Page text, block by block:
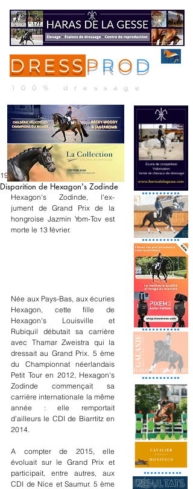
DRESS P R O D
100% dressage
Disparition de Hexagon's Zodinde
19 févr. 2024
Hexagon's Zodinde, l'ex-
jument de Grand Prix de la
hongroise Jazmin Yom-Tov est
morte le 13 février.
Née aux Pays-Bas, aux écuries
Hexagon, cette fille de
Hexagon's Louisville et
Rubiquil débutait sa carrière
avec Thamar Zweistra qui la
dressait au Grand Prix. 5 ème
du Championnat néerlandais
Petit Tour en 2012, Hexagon's
Zodinde commençait sa
carrière internationale la même
année : elle remportait
d'ailleurs le CDI de Biarrtitz en
2014.
A compter de 2015, elle
évoluait sur le Grand Prix et
participait, entre autres, aux
CDI de Nice et Saumur. 5 ème